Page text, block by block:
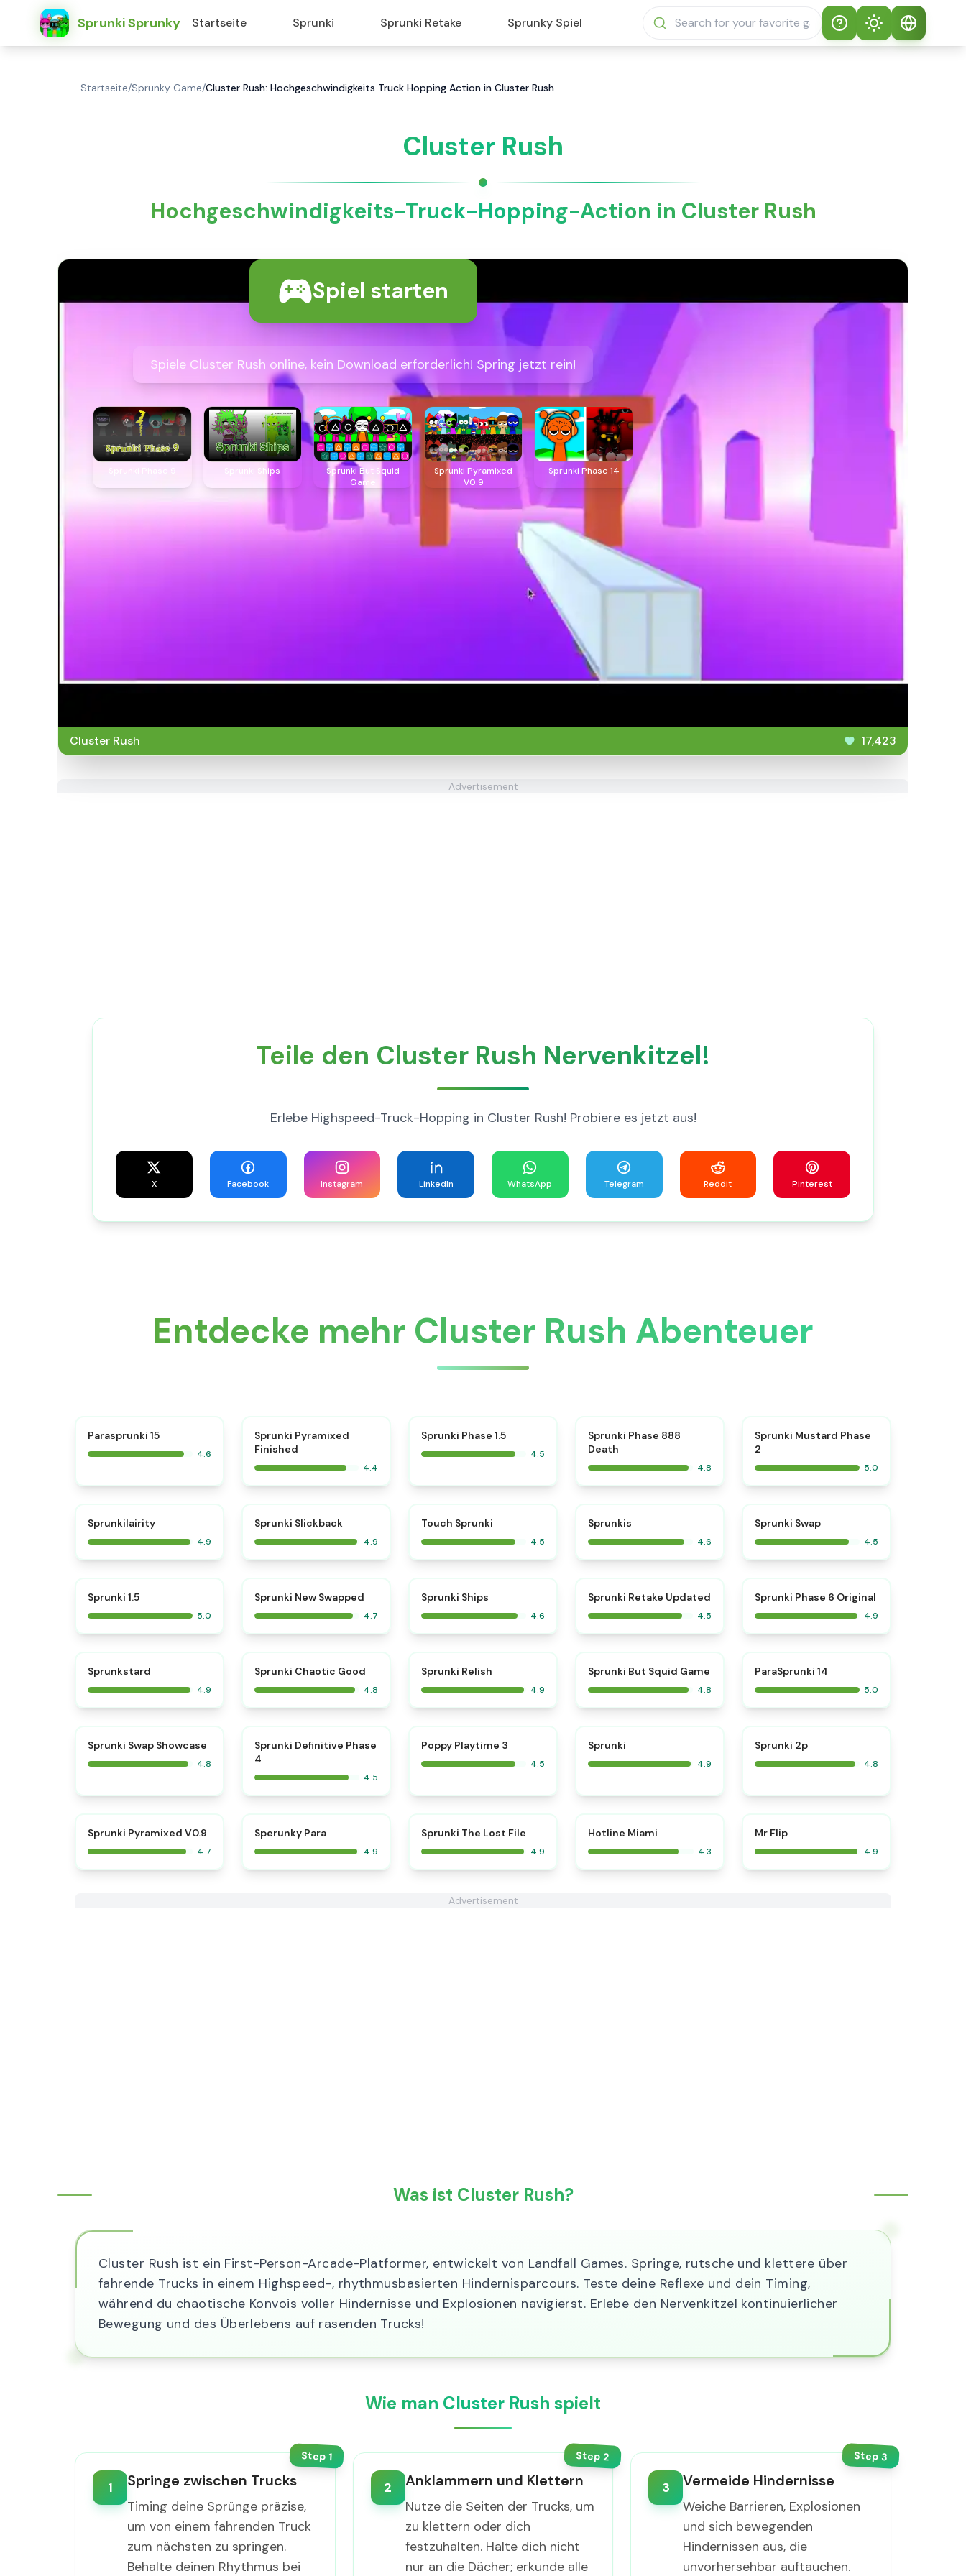
Sprunki Sprunky Startseite Sprunki Sprunki Retake Sprunky Spiel Help
Sprunky
Sprunki Sprunky
Theme
Español
Italiano
Deutsch
简体中文
Startseite/Sprunky Game/Cluster Rush: Hochgeschwindigkeits Truck Hopping Action in Cluster Rush
Cluster Rush
Hochgeschwindigkeits-Truck-Hopping-Action in Cluster Rush
Spiel starten
Spiele Cluster Rush online, kein Download erforderlich! Spring jetzt rein!
Sprunki Phase 9 Sprunki Ships
Sprunki But Squid
Game
Sprunki Pyramixed
V0.9
Sprunki Phase 14
Cluster Rush 17,423
Advertisement
Teile den Cluster Rush Nervenkitzel!
Erlebe Highspeed-Truck-Hopping in Cluster Rush! Probiere es jetzt aus!
X Facebook Instagram LinkedIn WhatsApp Telegram Reddit Pinterest
Entdecke mehr Cluster Rush Abenteuer
Parasprunki 15
4.6
Sprunki Pyramixed
Finished
4.4
Sprunki Phase 1.5
4.5
Sprunki Phase 888
Death
4.8
⭐
Sprunki Mustard Phase
2
5.0
Sprunkilairity
4.9
Sprunki Slickback
4.9
Touch Sprunki
4.5
Sprunkis
4.6
Sprunki Swap
4.5
Sprunki 1.5
5.0
Sprunki New Swapped
4.7
Sprunki Ships
4.6
⭐
Sprunki Retake Updated
4.5
⭐
Sprunki Phase 6 Original
4.9
Sprunkstard
4.9
Sprunki Chaotic Good
4.8
Sprunki Relish
4.9
⭐
Sprunki But Squid Game
4.8
ParaSprunki 14
5.0
⭐
Sprunki Swap Showcase
4.8
⭐
Sprunki Definitive Phase
4
4.5
Poppy Playtime 3
4.5
Sprunki
4.9
Sprunki 2p
4.8
⭐
Sprunki Pyramixed V0.9
4.7
Sperunky Para
4.9
Sprunki The Lost File
4.9
Hotline Miami
4.3
Mr Flip
4.9
Advertisement
Was ist Cluster Rush?
Cluster Rush ist ein First-Person-Arcade-Platformer, entwickelt von Landfall Games. Springe, rutsche und klettere über
fahrende Trucks in einem Highspeed-, rhythmusbasierten Hindernisparcours. Teste deine Reflexe und dein Timing,
während du chaotische Konvois voller Hindernisse und Explosionen navigierst. Erlebe den Nervenkitzel kontinuierlicher
Bewegung und des Überlebens auf rasenden Trucks!
Wie man Cluster Rush spielt
Step1
1 Springe zwischen Trucks
Timing deine Sprünge präzise,
um von einem fahrenden Truck
zum nächsten zu springen.
Behalte deinen Rhythmus bei
Step2
2 Anklammern und Klettern
Nutze die Seiten der Trucks, um
zu klettern oder dich
festzuhalten. Halte dich nicht
nur an die Dächer; erkunde alle
Step3
3 Vermeide Hindernisse
Weiche Barrieren, Explosionen
und sich bewegenden
Hindernissen aus, die
unvorhersehbar auftauchen.